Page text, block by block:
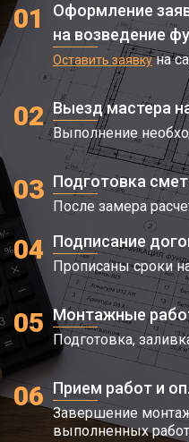
01
Оформление
на возведение
Оставить заявкуна
02 Выезд мастера
Выполнение
03 Подготовка
После замера
04 Подписание
Прописаны сроки
05 Монтажные
Подготовка,
06 Прием работ и
Завершение
выполненных работ